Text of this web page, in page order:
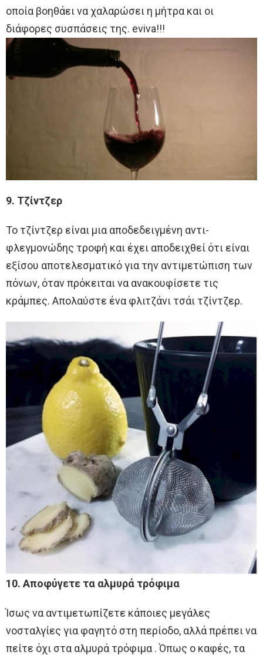
οποία βοηθάει να χαλαρώσει η μήτρα και οι
διάφορες συσπάσεις της. eviva!!!
9. Τζίντζερ
Το τζίντζερ είναι μια αποδεδειγμένη αντι-
φλεγμονώδης τροφή και έχει αποδειχθεί ότι είναι
εξίσου αποτελεσματικό για την αντιμετώπιση των
πόνων, όταν πρόκειται να ανακουφίσετε τις
κράμπες. Απολαύστε ένα φλιτζάνι τσάι τζίντζερ.
10. Αποφύγετε τα αλμυρά τρόφιμα
Ίσως να αντιμετωπίζετε κάποιες μεγάλες
νοσταλγίες για φαγητό στη περίοδο, αλλά πρέπει να
πείτε όχι στα αλμυρά τρόφιμα . Όπως ο καφές, τα